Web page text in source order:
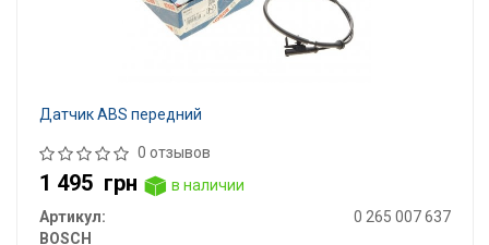
Датчик ABS передний
0 отзывов
1 495 грн
в наличии
Артикул:
0 265 007 637
BOSCH